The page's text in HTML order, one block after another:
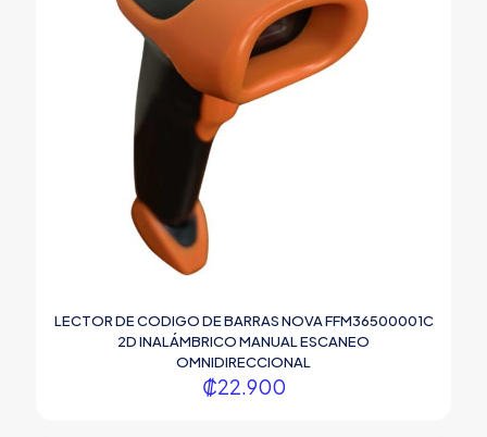
LECTOR DE CODIGO DE BARRAS NOVA FFM36500001C
2D INALÁMBRICO MANUAL ESCANEO
OMNIDIRECCIONAL
₡22.900